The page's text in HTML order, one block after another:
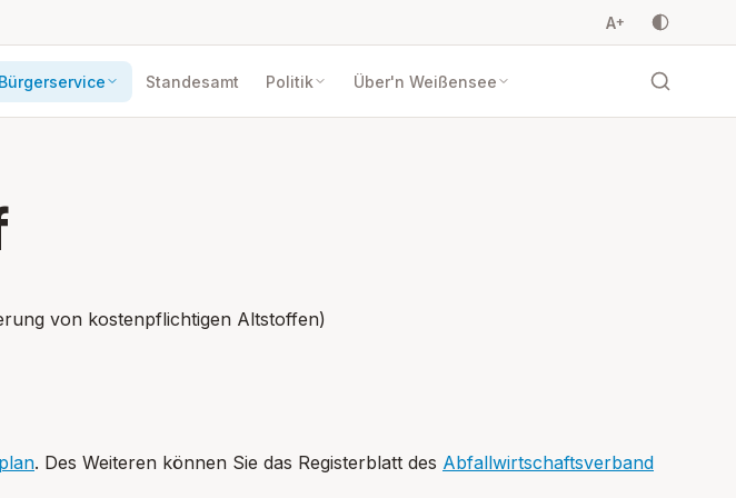
A+
Bürgerservice Standesamt Politik Über'n Weißensee
von kostenpflichtigen Altstoffen)
. Des Weiteren können Sie das Registerblatt des Abfallwirtschaftsverband